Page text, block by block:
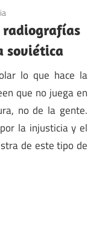
radiografías
soviética
lo que hace la
que no juega en
no de la gente.
la injusticia y el
de este tipo de